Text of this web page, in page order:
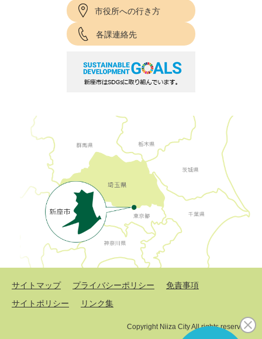
市役所への行き方
各課連絡先
サイトマップ プライバシーポリシー
免責事項
サイトポリシー
リンク集
Copyright Niiza City All rights reserved.